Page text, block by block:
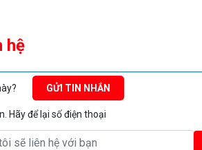
hệ
GỬI TIN NHẮN
Hãy để lại số điện thoại